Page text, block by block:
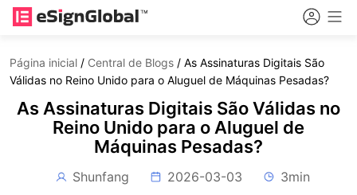
Página inicial / Central de Blogs / As Assinaturas Digitais São
Válidas no Reino Unido para o Aluguel de Máquinas Pesadas?
As Assinaturas Digitais São Válidas no
Reino Unido para o Aluguel de
Máquinas Pesadas?
Shunfang 2026-03-03 3min